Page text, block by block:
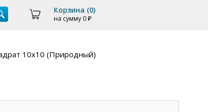
Корзина (0)
на сумму 0 ₽
10х10 (Природный)